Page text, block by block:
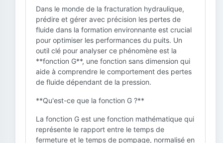
Dans le monde de la fracturation hydraulique,
prédire et gérer avec précision les pertes de
fluide dans la formation environnante est crucial
pour optimiser les performances du puits. Un
outil clé pour analyser ce phénomène est la
**fonction G**, une fonction sans dimension qui
aide à comprendre le comportement des pertes
de fluide dépendant de la pression.
**Qu'est-ce que la fonction G ?**
La fonction G est une fonction mathématique qui
représente le rapport entre le temps de
fermeture et le temps de pompage, normalisé en